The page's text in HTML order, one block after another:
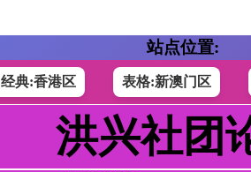
站点位置:
经典:香港区 表格:新澳门区
洪兴社团